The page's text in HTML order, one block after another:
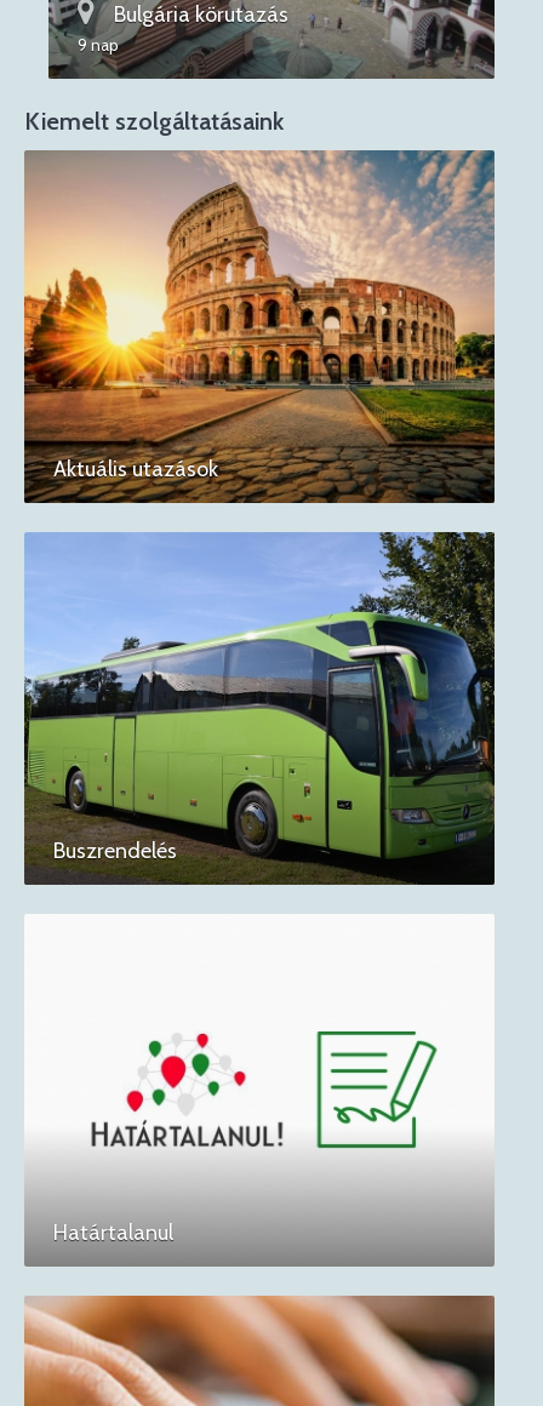
Bulgária körutazás
9 nap
Kiemelt szolgáltatásaink
Aktuális utazások
Buszrendelés
Határtalanul